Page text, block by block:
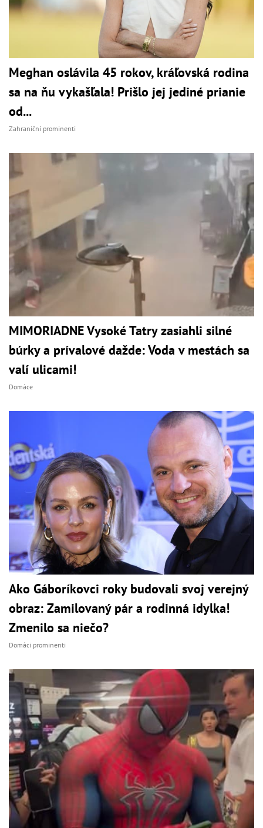
Meghan oslávila 45 rokov, kráľovská rodina
sa na ňu vykašľala! Prišlo jej jediné prianie
od...
Zahraniční prominenti
MIMORIADNE Vysoké Tatry zasiahli silné
búrky a prívalové dažde: Voda v mestách sa
valí ulicami!
Domáce
Ako Gáboríkovci roky budovali svoj verejný
obraz: Zamilovaný pár a rodinná idylka!
Zmenilo sa niečo?
Domáci prominenti